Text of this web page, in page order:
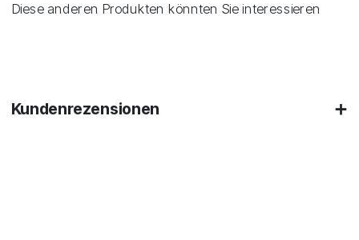
Diese anderen Produkten könnten Sie interessieren
Kundenrezensionen